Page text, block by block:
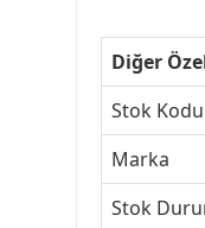
Diğer
Stok Kodu
Marka
Stok